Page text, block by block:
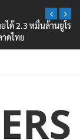
ได้ 2.3 หมื่นล้านยูโร
ดไทย